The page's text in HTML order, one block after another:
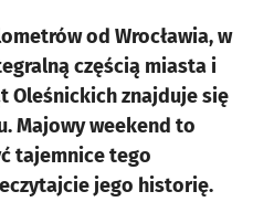
od Wrocławia, w
częścią miasta i
Oleśnickich znajduje się
Majowy weekend to
tajemnice tego
jego historię.